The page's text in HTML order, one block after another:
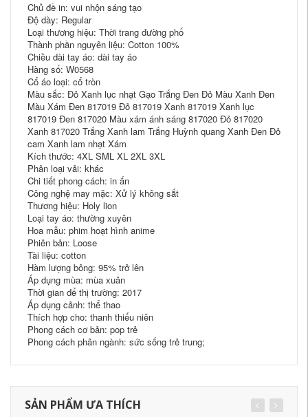
Chủ đề in: vui nhộn sáng tạo
Độ dày: Regular
Loại thương hiệu: Thời trang đường phố
Thành phần nguyên liệu: Cotton 100%
Chiều dài tay áo: dài tay áo
Hàng số: W0568
Cổ áo loại: cổ tròn
Màu sắc: Đỏ Xanh lục nhạt Gạo Trắng Đen Đỏ Màu Xanh Đen
Màu Xám Đen 817019 Đỏ 817019 Xanh 817019 Xanh lục
817019 Đen 817020 Màu xám ánh sáng 817020 Đỏ 817020
Xanh 817020 Trắng Xanh lam Trắng Huỳnh quang Xanh Đen Đỏ
cam Xanh lam nhạt Xám
Kích thước: 4XL SML XL 2XL 3XL
Phân loại vải: khác
Chi tiết phong cách: in ấn
Công nghệ may mặc: Xử lý không sắt
Thương hiệu: Holy lion
Loại tay áo: thường xuyên
Hoa mẫu: phim hoạt hình anime
Phiên bản: Loose
Tài liệu: cotton
Hàm lượng bông: 95% trở lên
Áp dụng mùa: mùa xuân
Thời gian để thị trường: 2017
Áp dụng cảnh: thể thao
Thích hợp cho: thanh thiếu niên
Phong cách cơ bản: pop trẻ
Phong cách phân ngành: sức sống trẻ trung;
SẢN PHẨM ƯA THÍCH